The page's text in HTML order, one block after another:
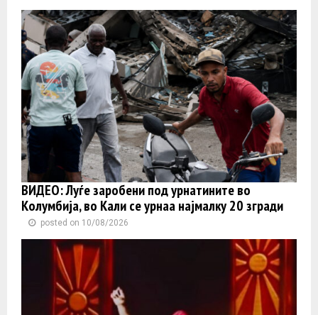
ВИДЕО: Луѓе заробени под урнатините во
Колумбија, во Кали се урнаа најмалку 20 згради
posted on 10/08/2026